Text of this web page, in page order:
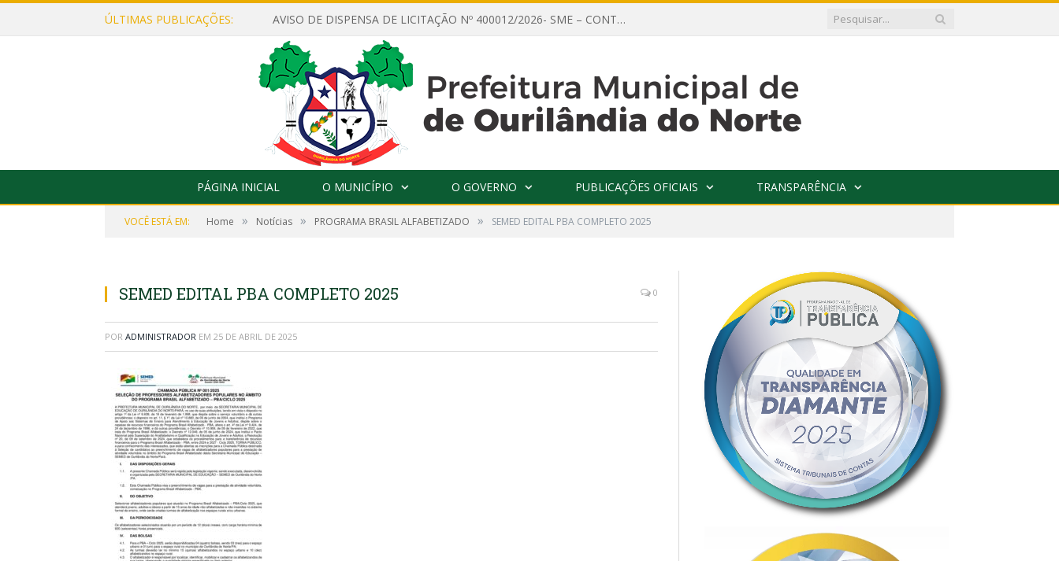
ÚLTIMAS PUBLICAÇÕES: AVISO DE DISPENSA DE LICITAÇÃO Nº 400012/2026- SME – CONTRATAÇÃO DE EMPRESA ESPECIALIZADA PARA LOCAÇÃO DE ÔNIBUS EXECUTIVO COM CAPACIDADE DE 60 (SESSENTA) POLTRONAS, PARA TRANSPORTAR PROFESSORES RESPONSÁVEIS E ALUNOS PARA BRASÍLIA, COM SAÍDA DIA 10/08/2026 E RETORNO DIA 14/08/2026
PÁGINA INICIAL O MUNICÍPIO O GOVERNO PUBLICAÇÕES OFICIAIS TRANSPARÊNCIA
VOCÊ ESTÁ EM: Home » Notícias » PROGRAMA BRASIL ALFABETIZADO » SEMED EDITAL PBA COMPLETO 2025
SEMED EDITAL PBA COMPLETO 2025 0
POR ADMINISTRADOR EM 25 DE ABRIL DE 2025